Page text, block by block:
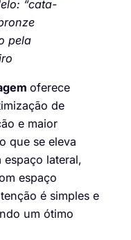
“cata-
pela
oferece
de
e maior
que se eleva
lateral,
espaço
é simples e
um ótimo